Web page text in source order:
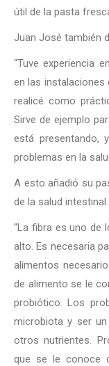
útil de la pasta
Juan José también
“Tuve experiencia
en las instalaciones
realicé como
Sirve de ejemplo
está presentando,
problemas en la
A esto añadió su
de la salud intestinal.
“La fibra es uno de
alto. Es necesaria
alimentos
de alimento se le
probiótico. Los
microbiota y ser
otros nutrientes.
que se le conoce